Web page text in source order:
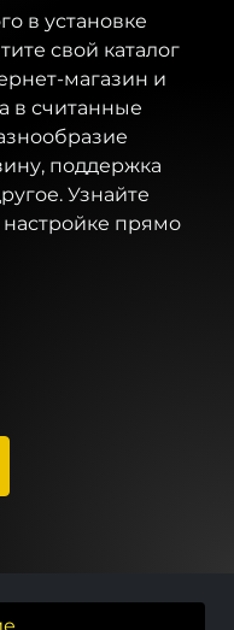
в установке
свой каталог
магазин и
в считанные
поддержка
Узнайте
настройке прямо